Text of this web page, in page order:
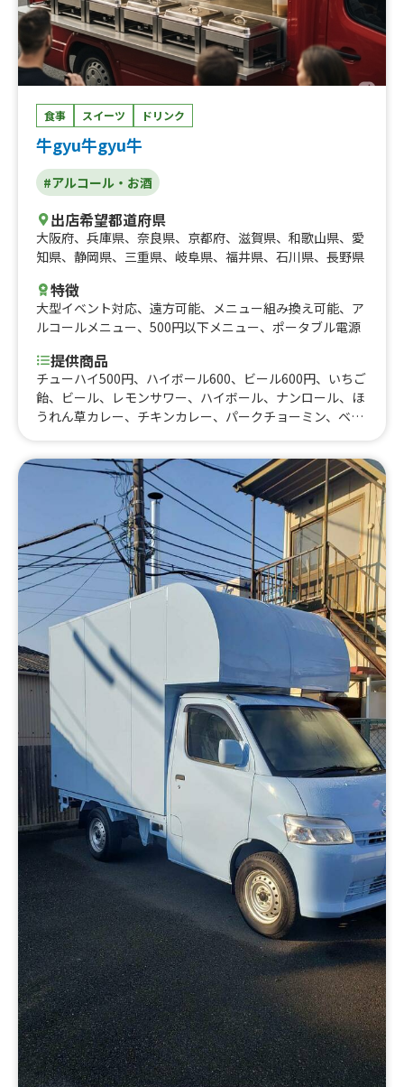
食事 スイーツ ドリンク
牛gyu牛gyu牛
#アルコール・お酒
出店希望都道府県
大阪府、 兵庫県、 奈良県、 京都府、 滋賀県、 和歌山県、 愛
知県、 静岡県、 三重県、 岐阜県、 福井県、 石川県、 長野県
特徴
大型イベント対応、 遠方可能、 メニュー組み換え可能、 ア
ルコールメニュー、 500円以下メニュー、 ポータブル電源
提供商品
チューハイ500円、ハイボール600、ビール600円、いちご
飴、ビール、レモンサワー、ハイボール、ナンロール、ほ
うれん草カレー、チキンカレー、パークチョーミン、ベジ
ギ、プルコギ、ヤンニョム餃子、ビビンバ、具材たっぷり
キンパ、牛ロース丼、仙台牛タン丼、牛重